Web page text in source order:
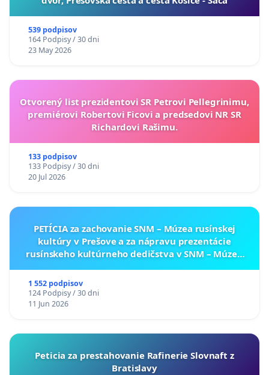
539 podpisov
164 Podpisy / 30 dni
23 May 2026
Otvorený list prezidentovi SR Petrovi Pellegrinimu,
premiérovi Robertovi Ficovi a predsedovi NR SR
Richardovi Rašimu.
133 podpisov
133 Podpisy / 30 dni
20 Jul 2026
PETÍCIA za zachovanie SNM – Múzea rusínskej
kultúry v Prešove a za nápravu prezentácie
rusínskeho kultúrneho dedičstva v SNM – Múzeu
1 552 podpisov
124 Podpisy / 30 dni
11 Jun 2026
Peticia za prestahovanie Rafinerie Slovnaft z
Bratislavy